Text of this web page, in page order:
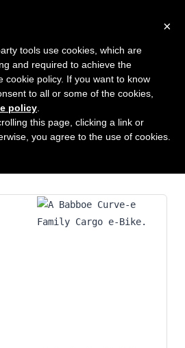
×
tools use cookies, which are
and required to achieve the
cookie policy. If you want to know
to all or some of the cookies,
policy.
this page, clicking a link or
you agree to the use of cookies.